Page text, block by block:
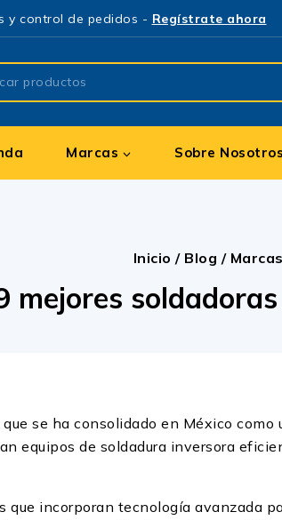
y control de pedidos - Regístrate ahora
Marcas Sobre Nosotros
Inicio / Blog / Marcas
mejores
se ha consolidado en México como
equipos de soldadura inversora
que incorporan tecnología avanzada